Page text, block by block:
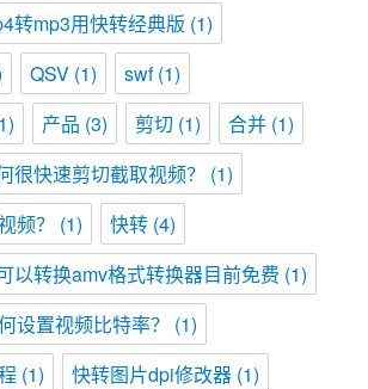
转mp3用快转经典版 (1)
QSV (1) swf(1)
产品 (3) 剪切 (1) 合并 (1)
很快速剪切截取视频？ (1)
频？ (1) 快转 (4)
以转换amv格式转换器目前免费 (1)
设置视频比特率？ (1)
(1) 快转图片dpi修改器 (1)